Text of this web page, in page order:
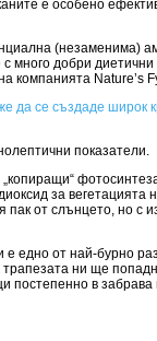
е особено
(незаменима)
много добри
компанията Nature’s
да се създаде широк
показатели.
за вегетацията
пак от слънцето, но с
едно от най-бурно
ни ще
постепенно в забрава